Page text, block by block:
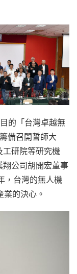
的「台灣卓越無
備召開誓師大
工研院等研究機
公司胡開宏董事
，台灣的無人機
的決心。